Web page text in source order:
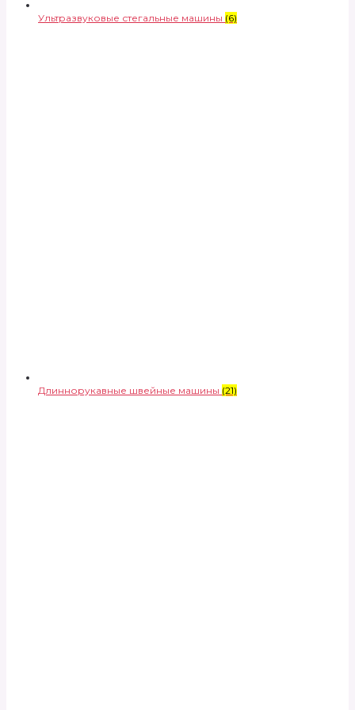
Ультразвуковые стегальные машины (6)
Длиннорукавные швейные машины (21)